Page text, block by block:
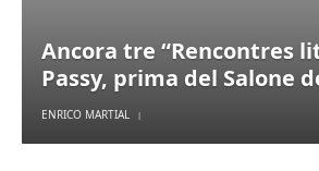
Ancora tre “Rencontres
Passy, prima del Salone
ENRICO MARTIAL